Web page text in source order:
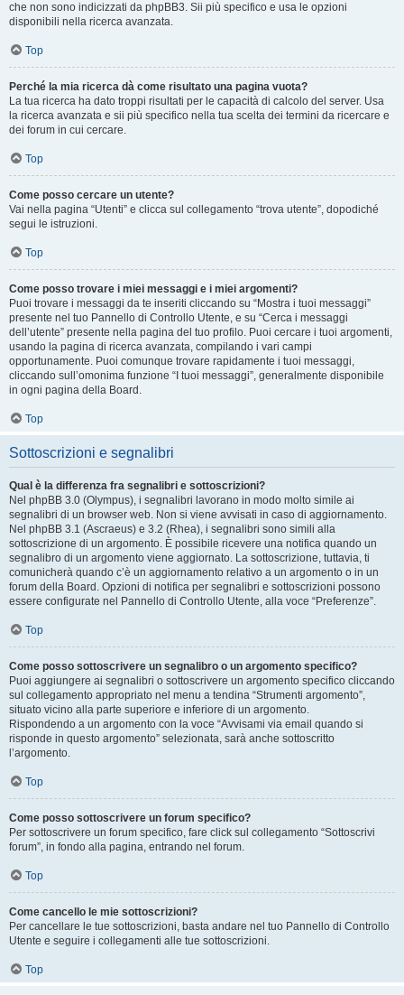
che non sono indicizzati da phpBB3. Sii più specifico e usa le opzioni
disponibili nella ricerca avanzata.
Top
Perché la mia ricerca dà come risultato una pagina vuota?
La tua ricerca ha dato troppi risultati per le capacità di calcolo del server. Usa
la ricerca avanzata e sii più specifico nella tua scelta dei termini da ricercare e
dei forum in cui cercare.
Top
Come posso cercare un utente?
Vai nella pagina “Utenti” e clicca sul collegamento “trova utente”, dopodiché
segui le istruzioni.
Top
Come posso trovare i miei messaggi e i miei argomenti?
Puoi trovare i messaggi da te inseriti cliccando su “Mostra i tuoi messaggi”
presente nel tuo Pannello di Controllo Utente, e su “Cerca i messaggi
dell’utente” presente nella pagina del tuo profilo. Puoi cercare i tuoi argomenti,
usando la pagina di ricerca avanzata, compilando i vari campi
opportunamente. Puoi comunque trovare rapidamente i tuoi messaggi,
cliccando sull’omonima funzione “I tuoi messaggi”, generalmente disponibile
in ogni pagina della Board.
Top
Sottoscrizioni e segnalibri
Qual è la differenza fra segnalibri e sottoscrizioni?
Nel phpBB 3.0 (Olympus), i segnalibri lavorano in modo molto simile ai
segnalibri di un browser web. Non si viene avvisati in caso di aggiornamento.
Nel phpBB 3.1 (Ascraeus) e 3.2 (Rhea), i segnalibri sono simili alla
sottoscrizione di un argomento. È possibile ricevere una notifica quando un
segnalibro di un argomento viene aggiornato. La sottoscrizione, tuttavia, ti
comunicherà quando c’è un aggiornamento relativo a un argomento o in un
forum della Board. Opzioni di notifica per segnalibri e sottoscrizioni possono
essere configurate nel Pannello di Controllo Utente, alla voce “Preferenze”.
Top
Come posso sottoscrivere un segnalibro o un argomento specifico?
Puoi aggiungere ai segnalibri o sottoscrivere un argomento specifico cliccando
sul collegamento appropriato nel menu a tendina “Strumenti argomento”,
situato vicino alla parte superiore e inferiore di un argomento.
Rispondendo a un argomento con la voce “Avvisami via email quando si
risponde in questo argomento” selezionata, sarà anche sottoscritto
l’argomento.
Top
Come posso sottoscrivere un forum specifico?
Per sottoscrivere un forum specifico, fare click sul collegamento “Sottoscrivi
forum”, in fondo alla pagina, entrando nel forum.
Top
Come cancello le mie sottoscrizioni?
Per cancellare le tue sottoscrizioni, basta andare nel tuo Pannello di Controllo
Utente e seguire i collegamenti alle tue sottoscrizioni.
Top